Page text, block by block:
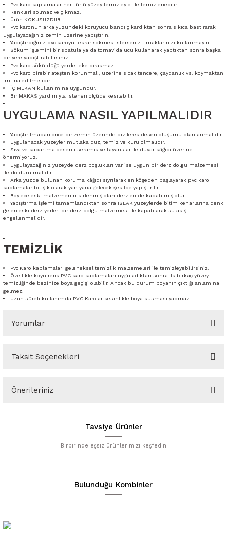
Pvc karo kaplamalar her türlü yüzey temizleyici ile temizlenebilir.
Renkleri solmaz ve çıkmaz.
Ürün KOKUSUZDUR.
Pvc karonun arka yüzündeki koruyucu bandı çıkardıktan sonra sıkıca bastırarak
uygulayacağınız zemin üzerine yapıştırın.
Yapıştırdığınız pvc karoyu tekrar sökmek isterseniz tırnaklarınızı kullanmayın.
Söküm işlemini bir spatula ya da tornavida ucu kullanarak yaptıktan sonra başka
bir yere yapıştırabilirsiniz.
Pvc karo söküldüğü yerde leke bırakmaz.
Pvc karo birebir ateşten korunmalı, üzerine sıcak tencere, çaydanlık vs. koymaktan
imtina edilmelidir.
İÇ MEKAN kullanımına uygundur.
Bir MAKAS yardımıyla istenen ölçüde kesilebilir.
UYGULAMA NASIL YAPILMALIDIR
Yapıştırılmadan önce bir zemin üzerinde dizilerek desen oluşumu planlanmalıdır.
Uygulanacak yüzeyler mutlaka düz, temiz ve kuru olmalıdır.
Sıva ve kabartma desenli seramik ve fayanslar ile duvar kâğıdı üzerine
önermiyoruz.
Uygulayacağınız yüzeyde derz boşlukları var ise uygun bir derz dolgu malzemesi
ile doldurulmalıdır.
Arka yüzde bulunan koruma kâğıdı sıyrılarak en köşeden başlayarak pvc karo
kaplamalar bitişik olarak yan yana gelecek şekilde yapıştırılır.
Böylece eski malzemenin kirlenmiş olan derzleri de kapatılmış olur.
Yapıştırma işlemi tamamlandıktan sonra ISLAK yüzeylerde bitim kenarlarına denk
gelen eski derz yerleri bir derz dolgu malzemesi ile kapatılarak su akışı
engellenmelidir.
TEMİZLİK
Pvc Karo kaplamaları geleneksel temizlik malzemeleri ile temizleyebilirsiniz.
Özellikle koyu renk PVC karo kaplamaları uyguladıktan sonra ilk birkaç yüzey
temizliğinde bezinize boya geçişi olabilir. Ancak bu durum boyanın çıktığı anlamına
gelmez.
Uzun süreli kullanımda PVC Karolar kesinlikle boya kusması yapmaz.
Yorumlar
Taksit Seçenekleri
Önerileriniz
konularda yetersiz gördüğünüz noktaları öneri formunu kullanarak
Görüş ve önerileriniz için teşekkür ederiz.
Ürün açıklamasında eksik bilgiler bulunuyor.
Ürün bilgilerinde hatalar bulunuyor.
Tavsiye Ürünler
Birbirinde eşsiz ürünlerimizi keşfedin
Bulunduğu Kombinler